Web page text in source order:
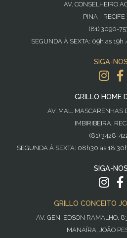
AV. CONSELHEIRO
PINA - RECIFE
(81) 3090-
SEGUNDA À SEXTA: 09h as
SIGA-NOS
GRILLO HOME
AV. MAL. MASCARENHAS
IMBIRIBEIRA,
(81) 3428-
SEGUNDA À SEXTA: 08h30 as
SIGA-NOS
GRILLO CONCEITO
AV. GEN. EDSON RAMALHO,
MANAÍRA, JOÃO